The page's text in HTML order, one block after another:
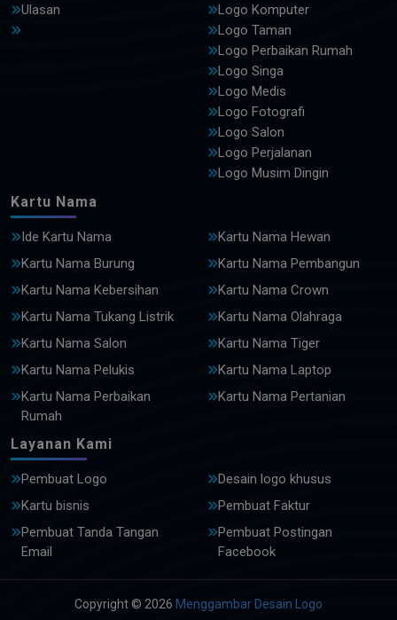
Ulasan
Logo Komputer
Logo Taman
Logo Perbaikan Rumah
Logo Singa
Logo Medis
Logo Fotografi
Logo Salon
Logo Perjalanan
Logo Musim Dingin
Kartu Nama
Ide Kartu Nama
Kartu Nama Hewan
Kartu Nama Burung
Kartu Nama Pembangun
Kartu Nama Kebersihan
Kartu Nama Crown
Kartu Nama Tukang Listrik
Kartu Nama Olahraga
Kartu Nama Salon
Kartu Nama Tiger
Kartu Nama Pelukis
Kartu Nama Laptop
Kartu Nama Perbaikan
Rumah
Kartu Nama Pertanian
Layanan Kami
Pembuat Logo
Desain logo khusus
Kartu bisnis
Pembuat Faktur
Pembuat Tanda Tangan
Email
Pembuat Postingan
Facebook
Copyright © 2026 Menggambar Desain Logo